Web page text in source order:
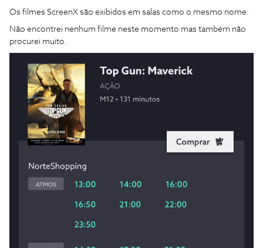
Os filmes ScreenX são exibidos em salas como o mesmo nome.
Não encontrei nenhum filme neste momento mas também não
procurei muito.